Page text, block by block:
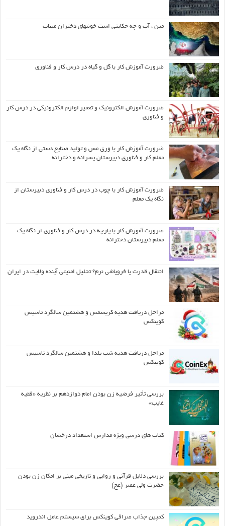
مین ، آب و چه حکایتی است خونبهای دختران میناب
ضرورت آموزش کار با گل و گیاه در درس کار و فناوری
ضرورت آموزش الکترونیک و تعمیر لوازم الکترونیکی در درس کار
و فناوری
ضرورت آموزش کار با ورق مس و تولید صنایع دستی از نگاه یک
معلم کار و فناوری دبیرستان پسرانه و دخترانه
ضرورت آموزش کار با چوب در درس کار و فناوری دبیرستان از
نگاه یک معلم
ضرورت آموزش کار با پارچه در درس کار و فناوری از نگاه یک
معلم دبیرستان دخترانه
انتقال قدرت یا فروپاشی نرم؟ تحلیل امنیتی آینده ولایت در ایران
مراحل دریافت هدیه کریسمس و هشتمین سالگرد تاسیس
کوینکس
مراحل دریافت هدیه شب یلدا و هشتمین سالگرد تاسیس
کوینکس
بررسی تأثیر فرضیه زن بودن امام دوازدهم بر نظریه «فقیه
غایب»
کتاب های درسی ویژه مدارس استعداد درخشان
بررسی دلایل قرآنی و روایی و تاریخی مبنی بر امکان زن بودن
حضرت ولی عصر (عج)
کمپین جذاب صرافی کوینکس برای سیستم عامل اندروید